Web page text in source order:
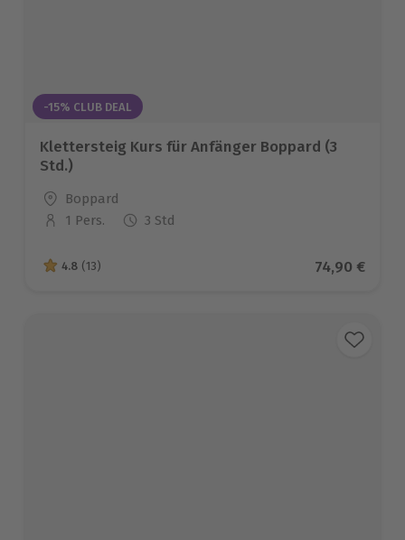
-15% CLUB DEAL
Klettersteig Kurs für Anfänger Boppard (3
Std.)
Standort
Boppard
Anzahl der Teilnehmer
1 Pers. 3 Std
4.8 von 5 Sternen basierend auf 13 Bewertungen
4.8 (13) Aktueller
74,90 €